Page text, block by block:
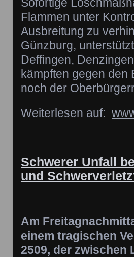
Flammen unter
Ausbreitung zu
Günzburg,
Deffingen,
kämpften gegen den
noch der
Weiterlesen auf:
Schwerer Unfall
und
Am
einem tragischen
2509, der zwischen